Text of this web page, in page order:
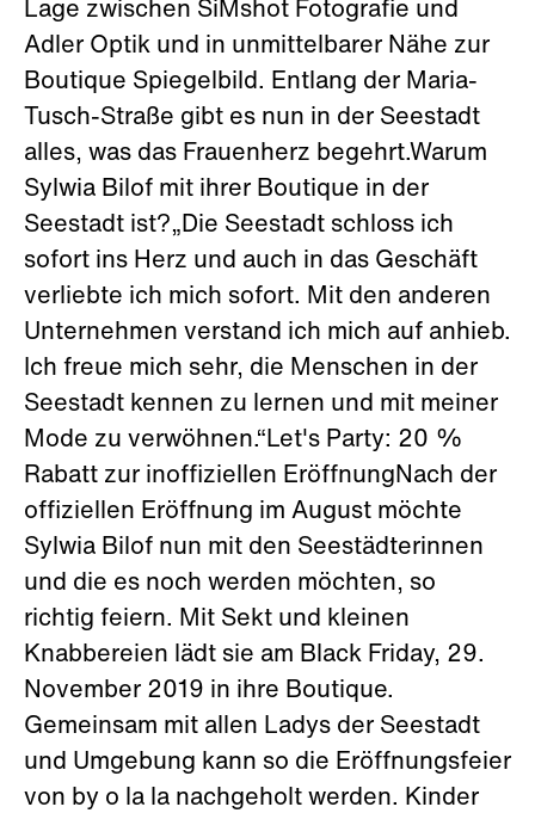
Lage zwischen SiMshot Fotografie und
Adler Optik und in unmittelbarer Nähe zur
Boutique Spiegelbild. Entlang der Maria-
Tusch-Straße gibt es nun in der Seestadt
alles, was das Frauenherz begehrt.Warum
Sylwia Bilof mit ihrer Boutique in der
Seestadt ist?„Die Seestadt schloss ich
sofort ins Herz und auch in das Geschäft
verliebte ich mich sofort. Mit den anderen
Unternehmen verstand ich mich auf anhieb.
Ich freue mich sehr, die Menschen in der
Seestadt kennen zu lernen und mit meiner
Mode zu verwöhnen.“Let's Party: 20 %
Rabatt zur inoffiziellen EröffnungNach der
offiziellen Eröffnung im August möchte
Sylwia Bilof nun mit den Seestädterinnen
und die es noch werden möchten, so
richtig feiern. Mit Sekt und kleinen
Knabbereien lädt sie am Black Friday, 29.
November 2019 in ihre Boutique.
Gemeinsam mit allen Ladys der Seestadt
und Umgebung kann so die Eröffnungsfeier
von by o la la nachgeholt werden. Kinder